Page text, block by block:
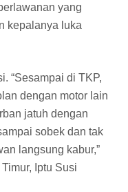
yang
kepalanya luka
“Sesampai di TKP,
dengan motor lain
jatuh dengan
sobek dan tak
langsung kabur,”
Iptu Susi